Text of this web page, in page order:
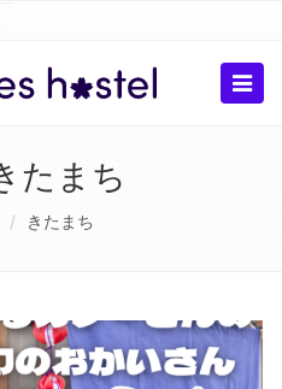
たまち
きたまち